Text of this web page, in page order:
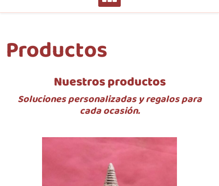
Productos
Nuestros productos
Soluciones personalizadas y regalos para
cada ocasión.